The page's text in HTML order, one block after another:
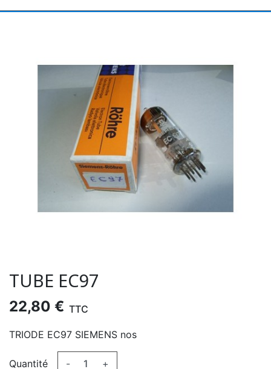
TUBE EC97
22,80 € TTC
TRIODE EC97 SIEMENS nos
Quantité - +